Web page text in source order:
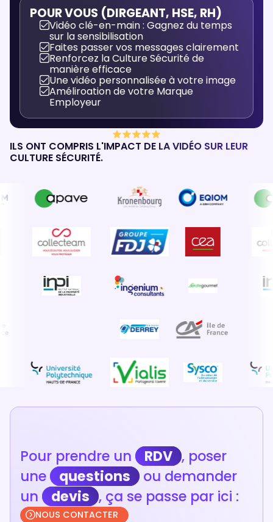
POUR VOUS (DIRGEANT, HSE, RH)
Vidéo clé-en-main : Gagnez du temps
sur la sensibilisation
Faites passer vos messages clairement
Renforcez la Culture Sécurité de
manière efficace
Une vidéo personnalisée à votre image
Améliroation de votre Marque
Employeur
ILS ONT COMPRIS L'IMPACT DE LA VIDÉO SUR LEUR
CULTURE SÉCURITÉ.
Pour prendre un RDV , poser
une
questions
ou demander
un
devis , ça se passe par ici :
NOUS CONTACTER